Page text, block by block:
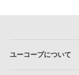
ユーコープについて